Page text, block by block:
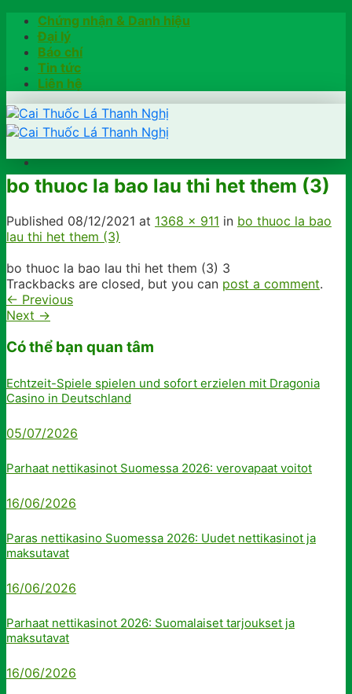
Skip
content
Chứng nhận & Danh hiệu
Đại lý
Báo chí
Tin tức
Liên hệ
Trang chủ
Khách hàng chia sẻ
Kiểm tra chính hãng
Hotline: 0902791922
bo thuoc la bao lau thi het them (3)
Published 08/12/2021 at 1368 × 911 in bo thuoc la bao
lau thi het them (3)
bo thuoc la bao lau thi het them (3) 3
Trackbacks are closed, but you can post a comment.
← Previous
Next →
Có thể bạn quan tâm
Echtzeit-Spiele spielen und sofort erzielen mit Dragonia
Casino in Deutschland
05/07/2026
Parhaat nettikasinot Suomessa 2026: verovapaat voitot
16/06/2026
Paras nettikasino Suomessa 2026: Uudet nettikasinot ja
maksutavat
16/06/2026
Parhaat nettikasinot 2026: Suomalaiset tarjoukset ja
maksutavat
16/06/2026